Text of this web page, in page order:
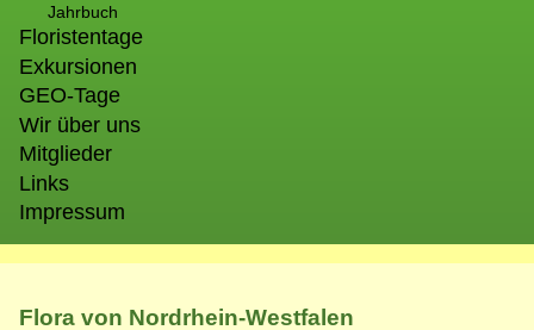
Jahrbuch
Floristentage
Exkursionen
GEO-Tage
Wir über uns
Mitglieder
Links
Impressum
Flora von Nordrhein-Westfalen